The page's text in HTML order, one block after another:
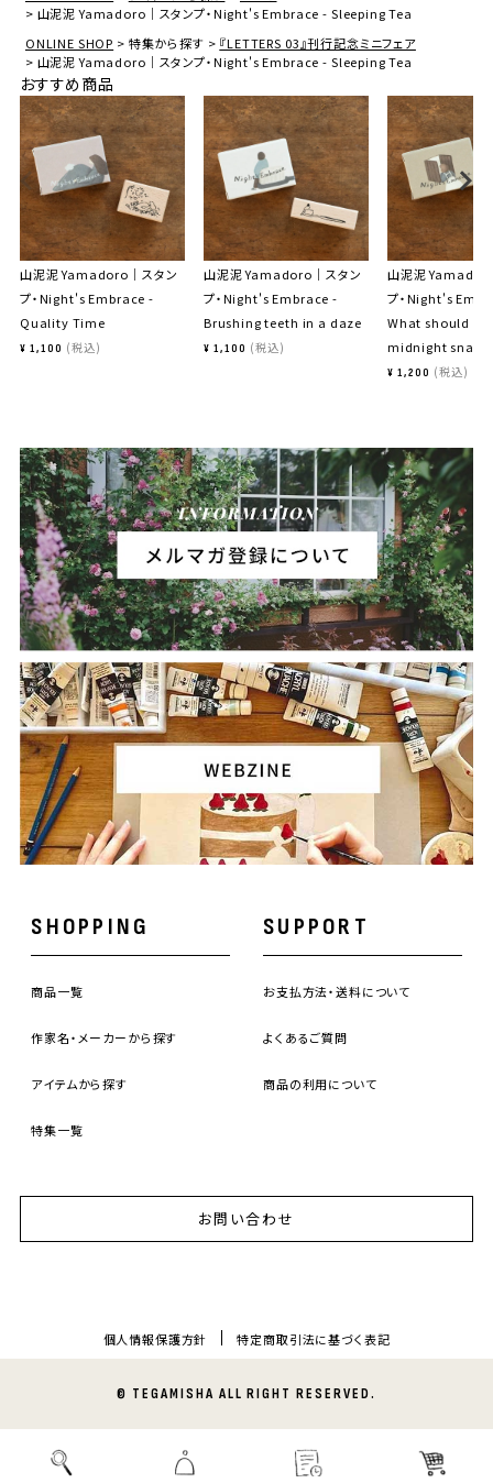
山泥泥 Yamadoro｜スタンプ・Night's Embrace - Sleeping Tea
ONLINE SHOP
特集から探す
『LETTERS 03』刊行記念ミニフェア
山泥泥 Yamadoro｜スタンプ・Night's Embrace - Sleeping Tea
おすすめ商品
山泥泥 Yamadoro｜スタン
プ・Night's Embrace -
Quality Time
¥ 1,100 税込
山泥泥 Yamadoro｜スタン
プ・Night's Embrace -
Brushing teeth in a daze
¥ 1,100 税込
山泥泥
プ・Night's
What should I
midnight
¥ 1,200 税込
SHOPPING
商品一覧
作家名・メーカーから探す
アイテムから探す
特集一覧
SUPPORT
お支払方法・送料について
よくあるご質問
商品の利用について
お問い合わせ
個人情報保護方針 特定商取引法に基づく表記
© TEGAMISHA ALL RIGHT RESERVED.